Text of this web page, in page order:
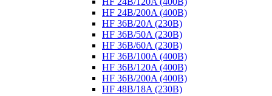
HF 24B/200A (400B)
HF 36B/20A (230B)
HF 36B/50A (230B)
HF 36B/60A (230B)
HF 36B/100A (400B)
HF 36B/120A (400B)
HF 36B/200A (400B)
HF 48B/18A (230B)